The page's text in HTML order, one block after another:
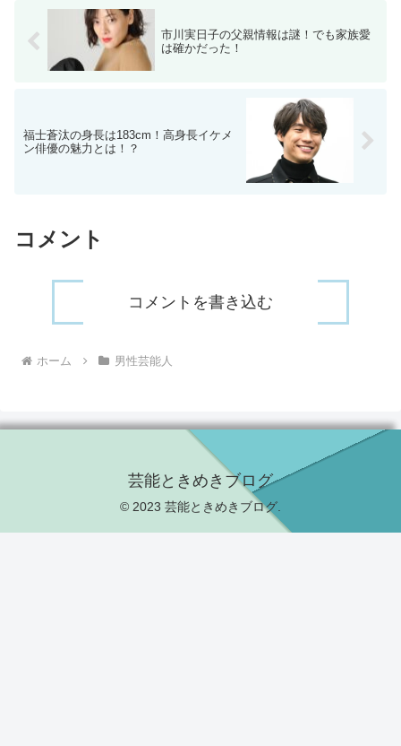
市川実日子の父親情報は謎！でも家族愛
は確かだった！
福士蒼汰の身長は183cm！高身長イケメ
ン俳優の魅力とは！？
コメント
コメントを書き込む
ホーム 男性芸能人
芸能ときめきブログ
© 2023 芸能ときめきブログ.